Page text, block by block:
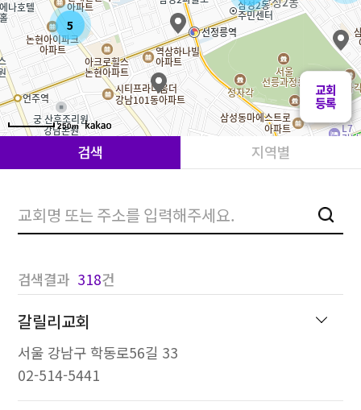
5
250m
검색 지역별
검색결과 318건
갈릴리교회
서울 강남구 학동로56길 33
02-514-5441